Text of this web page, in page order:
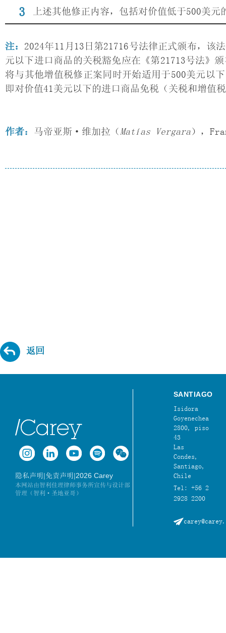
上述其他修正内容，包括对价值低于500美
注： 2024年11月13日第21716号法律正式颁布，该
元以下进口商品的关税豁免应在《第21713号法》
将与其他增值税修正案同时开始适用于500美元以
即对价值41美元以下的进口商品免税（关税和增值
作者： 马帝亚斯·维加拉（ Matías Vergara），
返回
隐私声明|免责声明|2026 Carey
本网站由智利佳理律师事务所宣传与设计部
管理（智利·圣地亚哥）
SANTIAGO
Isidora
Goyenechea
2800, piso
43
Las
Condes,
Santiago,
Chile
Tel: +56 2
2928 2200